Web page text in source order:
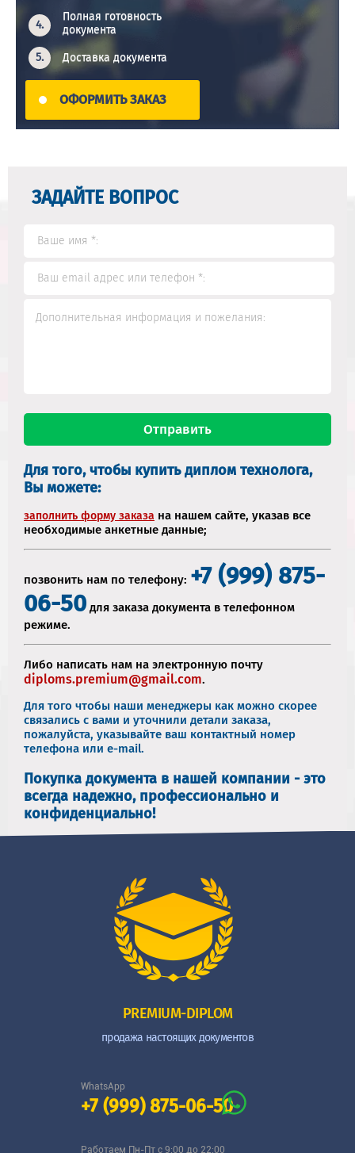
Полная готовность
документа
Доставка документа
ОФОРМИТЬ ЗАКАЗ
ЗАДАЙТЕ ВОПРОС
Для того, чтобы купить диплом технолога,
Вы можете:
заполнить форму заказа на нашем сайте, указав все
необходимые анкетные данные;
позвонить нам по телефону: +7 (999) 875-
06-50 для заказа документа в телефонном
режиме.
Либо написать нам на электронную почту
diploms.premium@gmail.com.
Для того чтобы наши менеджеры как можно скорее
связались с вами и уточнили детали заказа,
пожалуйста, указывайте ваш контактный номер
телефона или e-mail.
Покупка документа в нашей компании - это
всегда надежно, профессионально и
конфиденциально!
PREMIUM-DIPLOM
продажа настоящих документов
WhatsApp
+7 (999) 875-06-50
Работаем Пн-Пт с 9:00 до 22:00